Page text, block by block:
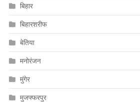
बिहार
बिहारशरीफ
बेतिया
मनोरंजन
मुंगेर
मुजफ्फरपुर